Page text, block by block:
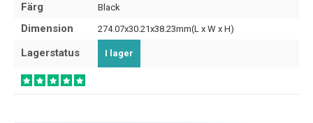
Färg Black
Dimension 274.07x30.21x38.23mm(L x W x H)
Lagerstatus I lager